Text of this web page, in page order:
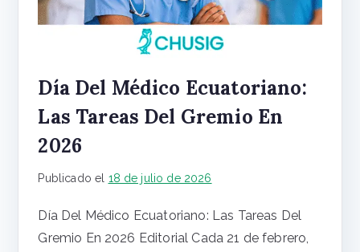
Día Del Médico Ecuatoriano:
Las Tareas Del Gremio En
2026
Publicado el 18 de julio de 2026
Día Del Médico Ecuatoriano: Las Tareas Del
Gremio En 2026 Editorial Cada 21 de febrero,